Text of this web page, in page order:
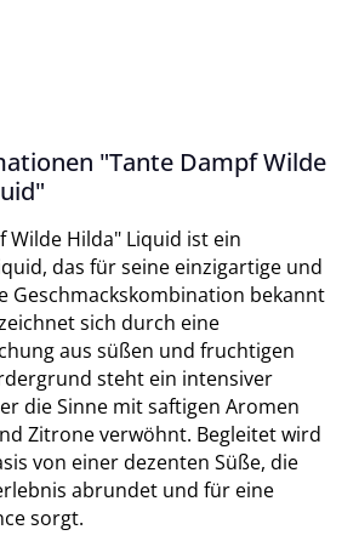
"Tante Dampf Wilde
Wilde Hilda" Liquid ist ein
das für seine einzigartige und
Geschmackskombination bekannt
sich durch eine
aus süßen und fruchtigen
steht ein intensiver
die Sinne mit saftigen Aromen
Zitrone verwöhnt. Begleitet wird
von einer dezenten Süße, die
abrundet und für eine
sorgt.